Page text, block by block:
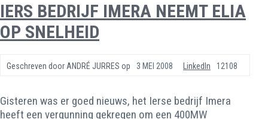
IERS BEDRIJF IMERA NEEMT ELIA
OP SNELHEID
Geschreven door ANDRÉ JURRES op 3 MEI 2008 12108
LinkedIn
Gisteren was er goed nieuws, het Ierse bedrijf Imera
heeft een vergunning gekregen om een 400MW